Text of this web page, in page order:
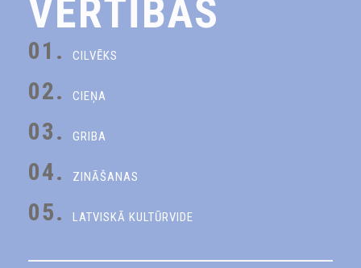
VĒRTĪBAS
01. CILVĒKS
02. CIEŅA
03. GRIBA
04. ZINĀŠANAS
05. LATVISKĀ KULTŪRVIDE